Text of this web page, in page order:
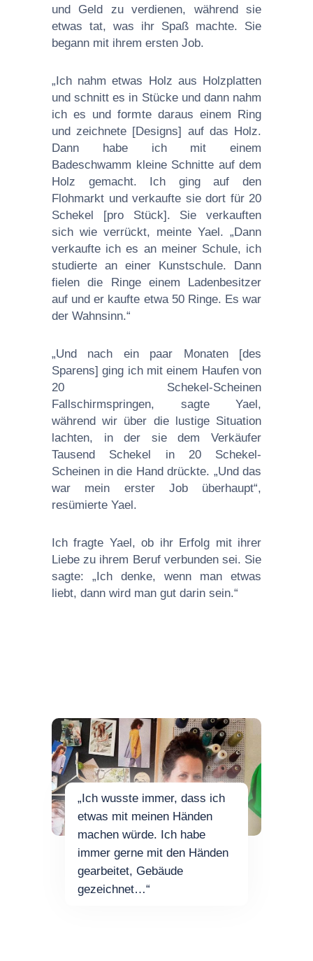
und Geld zu verdienen, während sie
etwas tat, was ihr Spaß machte. Sie
begann mit ihrem ersten Job.
„Ich nahm etwas Holz aus Holzplatten
und schnitt es in Stücke und dann nahm
ich es und formte daraus einem Ring
und zeichnete [Designs] auf das Holz.
Dann habe ich mit einem
Badeschwamm kleine Schnitte auf dem
Holz gemacht. Ich ging auf den
Flohmarkt und verkaufte sie dort für 20
Schekel [pro Stück]. Sie verkauften
sich wie verrückt, meinte Yael. „Dann
verkaufte ich es an meiner Schule, ich
studierte an einer Kunstschule. Dann
fielen die Ringe einem Ladenbesitzer
auf und er kaufte etwa 50 Ringe. Es war
der Wahnsinn.“
„Und nach ein paar Monaten [des
Sparens] ging ich mit einem Haufen von
20 Schekel-Scheinen
Fallschirmspringen, sagte Yael,
während wir über die lustige Situation
lachten, in der sie dem Verkäufer
Tausend Schekel in 20 Schekel-
Scheinen in die Hand drückte. „Und das
war mein erster Job überhaupt“,
resümierte Yael.
Ich fragte Yael, ob ihr Erfolg mit ihrer
Liebe zu ihrem Beruf verbunden sei. Sie
sagte: „Ich denke, wenn man etwas
liebt, dann wird man gut darin sein.“
„Ich wusste immer, dass ich
etwas mit meinen Händen
machen würde. Ich habe
immer gerne mit den Händen
gearbeitet, Gebäude
gezeichnet…“